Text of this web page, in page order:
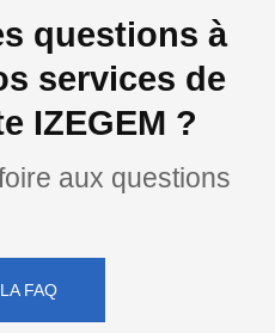
questions à
services de
IZEGEM ?
aux questions
FAQ